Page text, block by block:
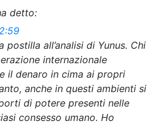
detto:
postilla all’analisi di Yunus. Chi
internazionale
il denaro in cima ai propri
anche in questi ambienti si
di potere presenti nelle
consesso umano. Ho